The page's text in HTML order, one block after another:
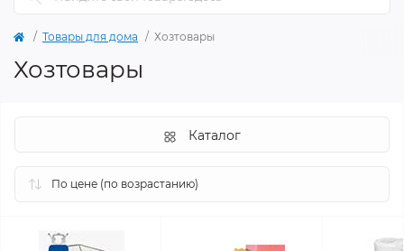
Товары для дома Хозтовары
Хозтовары
Каталог